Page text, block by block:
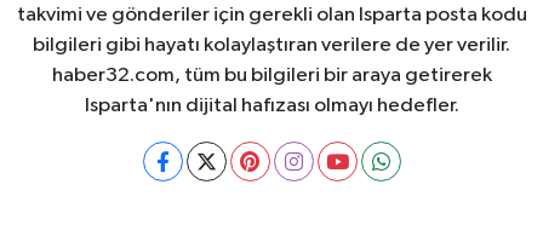
takvimi ve gönderiler için gerekli olan Isparta posta kodu
bilgileri gibi hayatı kolaylaştıran verilere de yer verilir.
haber32.com, tüm bu bilgileri bir araya getirerek
Isparta'nın dijital hafızası olmayı hedefler.